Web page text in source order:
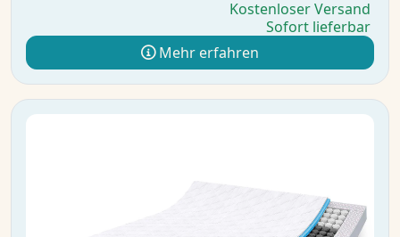
Kostenloser Versand
Sofort lieferbar
Mehr erfahren